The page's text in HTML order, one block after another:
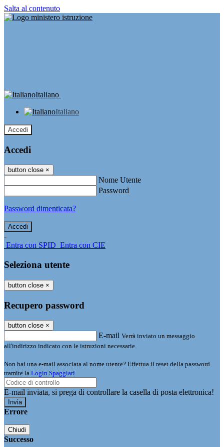
Salta al contenuto
Italiano
Italiano
Accedi
Accedi
button close ×
Nome Utente
Password
Password dimenticata?
-
Entra con SPID Entra con CIE
Seleziona utente
button close ×
Recupero password
button close ×
E-mail Verrà inviato un messaggio
all'indirizzo indicato con le istruzioni necessarie.
Non hai una e-mail associata al nome utente? Effettua il reset della password
tramite la Login Spaggiari
E-mail inviata, si prega di controllare la casella di posta elettronica!
Errore
Chiudi
Successo